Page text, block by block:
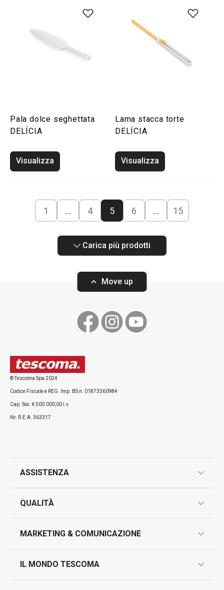
Pala dolce seghettata
DELÍCIA
Visualizza
Lama stacca torte
DELÍCIA
Visualizza
1 … 4 5 6 … 15
Carica più prodotti
Move up
© Tescoma Spa 2024
Codice Fiscale e REG. Imp. BS n. 01873360984
Cap. Soc. € 500.000,00 i.v.
Nr. R.E.A. 363317
ASSISTENZA
contatti
QUALITÀ
test sui prodotti
MARKETING & COMUNICAZIONE
IL MONDO TESCOMA